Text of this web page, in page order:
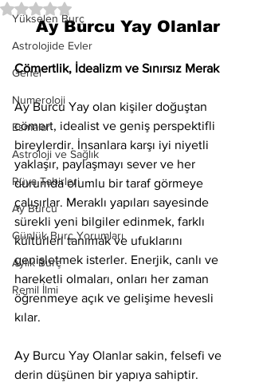
Yükselen Burç
Astrolojide Evler
Genel
Numeroloji
Esmalar
Astroloji ve Sağlık
Rüya Tabirleri
Ay Burcu
Günlük Burç Yorumları
Aylık Burç
Remil İlmi
5 üzerinden NaN yıldız
Ay Burcu Yay Olanlar
Cömertlik, İdealizm ve Sınırsız Merak
Ay Burcu Yay olan kişiler doğuştan
cömert, idealist ve geniş perspektifli
bireylerdir. İnsanlara karşı iyi niyetli
yaklaşır, paylaşmayı sever ve her
durumda olumlu bir taraf görmeye
çalışırlar. Meraklı yapıları sayesinde
sürekli yeni bilgiler edinmek, farklı
kültürleri tanımak ve ufuklarını
genişletmek isterler. Enerjik, canlı ve
hareketli olmaları, onları her zaman
öğrenmeye açık ve gelişime hevesli
kılar.
Ay Burcu Yay Olanlar sakin, felsefi ve
derin düşünen bir yapıya sahiptir.